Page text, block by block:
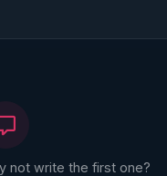
not write the first one?